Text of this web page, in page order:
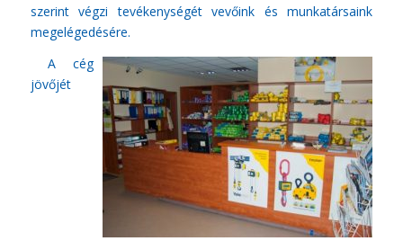
szerint végzi tevékenységét vevőink és munkatársaink
megelégedésére.
A cég
jövőjét